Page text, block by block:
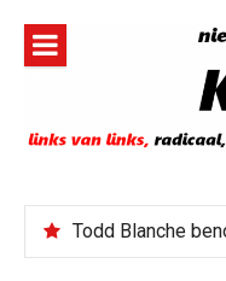
inhoud